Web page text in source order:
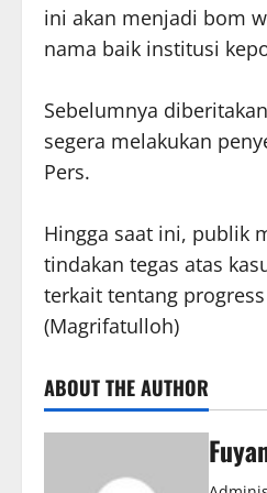
ini akan menjadi bom
nama baik institusi
Sebelumnya
segera melakukan
Pers.
Hingga saat ini, publik
tindakan tegas atas
terkait tentang
(Magrifatulloh)
ABOUT THE AUTHOR